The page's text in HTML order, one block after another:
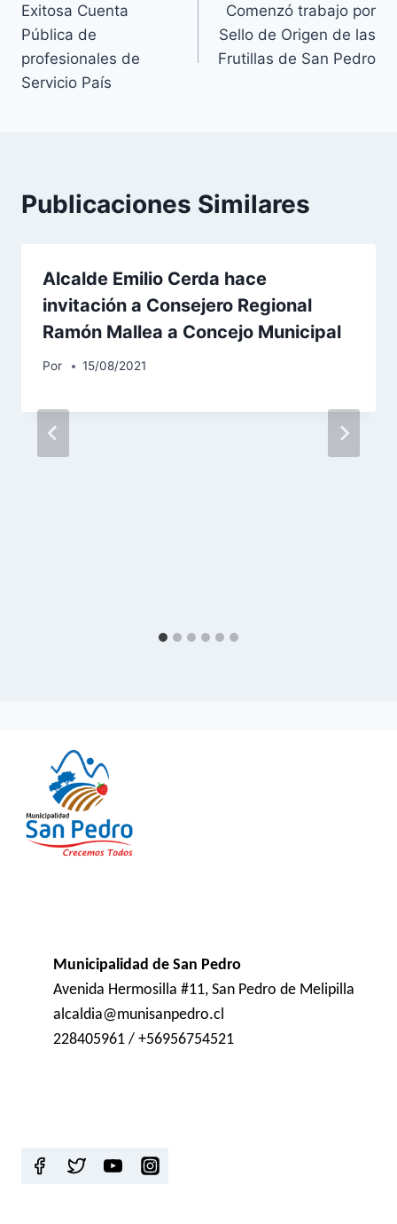
Exitosa Cuenta
Pública de
profesionales de
Servicio País
Comenzó trabajo por
Sello de Origen de las
Frutillas de San Pedro
Publicaciones Similares
Alcalde Emilio Cerda hace
invitación a Consejero Regional
Ramón Mallea a Concejo Municipal
Por 15/08/2021
Municipalidad de San Pedro
Avenida Hermosilla #11, San Pedro de Melipilla
alcaldia@munisanpedro.cl
228405961 / +56956754521